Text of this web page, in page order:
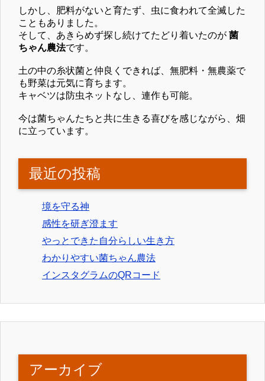
しかし、肥料がないと育たず、虫に食われて全滅した
こともありました。
そして、あきらめず探し続けてたどり着いたのが 菌
ちゃん農法です。
土の中の糸状菌と仲良くできれば、無肥料・無農薬で
も野菜は元気に育ちます。
キャベツは防虫ネットなし、連作も可能。
今は菌ちゃんたちと共に生きる喜びを感じながら、畑
に立っています。
最近の投稿
境を守る神
感性を研ぎ澄ます
やっとできた自分らしい生き方
わかりやすい菌ちゃん農法
インスタグラムのQRコード
アーカイブ